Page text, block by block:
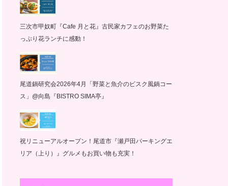
三次市甲奴町『Cafe 月と花』古民家カフェのお野菜た
っぷり花ランチに感動！
尾道鍋研究会2026年4月「野菜と魚介のビスク風鍋コー
ス」@向島『BISTRO SIMA亭』
祝リニューアルオープン！尾道市『瀬戸田パーキングエ
リア（上り）』グルメもお買い物も充実！